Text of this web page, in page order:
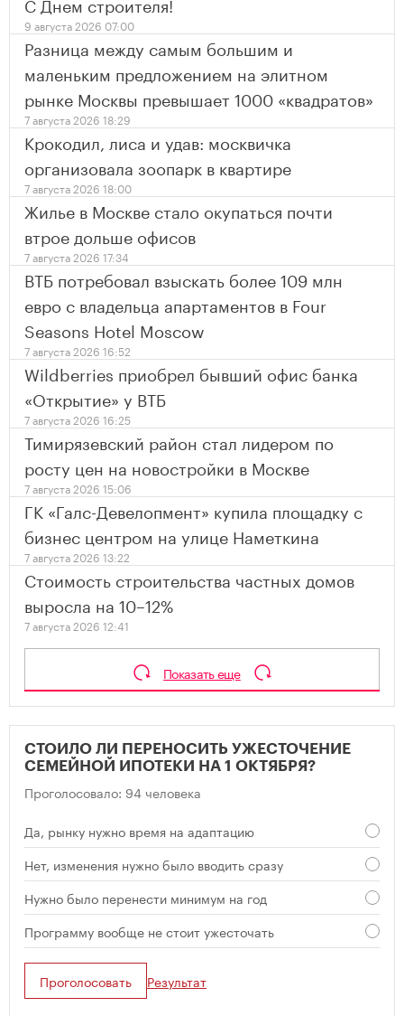
9 августа 2026 07:00
Разница между самым большим и
маленьким предложением на элитном
рынке Москвы превышает 1000 «квадратов»
7 августа 2026 18:29
Крокодил, лиса и удав: москвичка
организовала зоопарк в квартире
7 августа 2026 18:00
Жилье в Москве стало окупаться почти
втрое дольше офисов
7 августа 2026 17:34
ВТБ потребовал взыскать более 109 млн
евро с владельца апартаментов в Four
Seasons Hotel Moscow
7 августа 2026 16:52
Wildberries приобрел бывший офис банка
«Открытие» у ВТБ
7 августа 2026 16:25
Тимирязевский район стал лидером по
росту цен на новостройки в Москве
7 августа 2026 15:06
ГК «Галс-Девелопмент» купила площадку с
бизнес центром на улице Наметкина
7 августа 2026 13:22
Стоимость строительства частных домов
выросла на 10–12%
7 августа 2026 12:41
Показать еще
СТОИЛО ЛИ ПЕРЕНОСИТЬ УЖЕСТОЧЕНИЕ
СЕМЕЙНОЙ ИПОТЕКИ НА 1 ОКТЯБРЯ?
Проголосовало: 94 человека
Да, рынку нужно время на адаптацию
Нет, изменения нужно было вводить сразу
Нужно было перенести минимум на год
Программу вообще не стоит ужесточать
Проголосовать Результат